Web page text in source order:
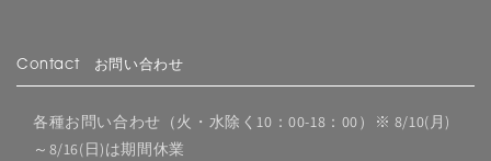
Contact お問い合わせ
各種お問い合わせ（火・水除く10：00-18：00）※ 8/10(月)
～8/16(日)は期間休業